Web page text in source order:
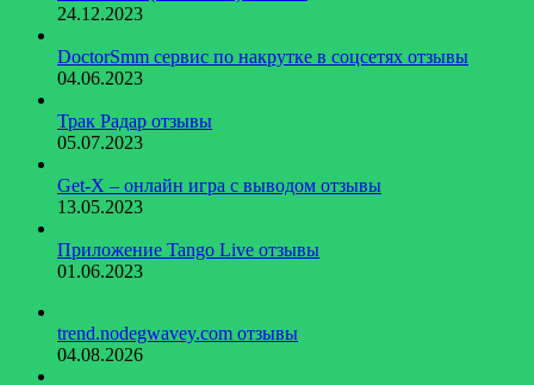
24.12.2023
DoctorSmm сервис по накрутке в соцсетях отзывы
04.06.2023
Трак Радар отзывы
05.07.2023
Get-X – онлайн игра с выводом отзывы
13.05.2023
Приложение Tango Live отзывы
01.06.2023
trend.nodegwavey.com отзывы
04.08.2026